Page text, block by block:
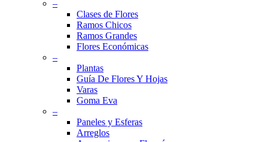
–
Clases de Flores
Ramos Chicos
Ramos Grandes
Flores Económicas
–
Plantas
Guía De Flores Y Hojas
Varas
Goma Eva
–
Paneles y Esferas
Arreglos